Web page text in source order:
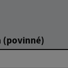
(povinné)